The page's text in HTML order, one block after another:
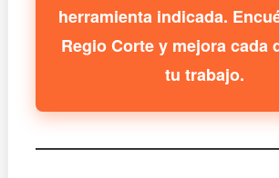
herramienta indicada.
Regio Corte y mejora cada
tu trabajo.